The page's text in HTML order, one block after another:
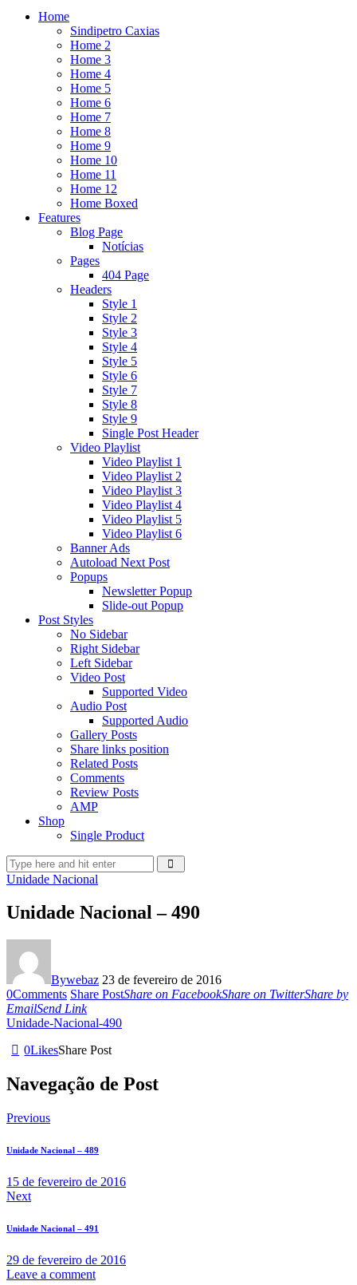
Home
Sindipetro Caxias
Home 2
Home 3
Home 4
Home 5
Home 6
Home 7
Home 8
Home 9
Home 10
Home 11
Home 12
Home Boxed
Features
Blog Page
Notícias
Pages
404 Page
Headers
Style 1
Style 2
Style 3
Style 4
Style 5
Style 6
Style 7
Style 8
Style 9
Single Post Header
Video Playlist
Video Playlist 1
Video Playlist 2
Video Playlist 3
Video Playlist 4
Video Playlist 5
Video Playlist 6
Banner Ads
Autoload Next Post
Popups
Newsletter Popup
Slide-out Popup
Post Styles
No Sidebar
Right Sidebar
Left Sidebar
Video Post
Supported Video
Audio Post
Supported Audio
Gallery Posts
Share links position
Related Posts
Comments
Review Posts
AMP
Shop
Single Product
Unidade Nacional
Unidade Nacional – 490
Bywebaz 23 de fevereiro de 2016
0Comments Share PostShare on FacebookShare on TwitterShare by
EmailSend Link
Unidade-Nacional-490
0LikesShare Post
Navegação de Post
Previous
Unidade Nacional – 489
15 de fevereiro de 2016
Next
Unidade Nacional – 491
29 de fevereiro de 2016
Leave a comment